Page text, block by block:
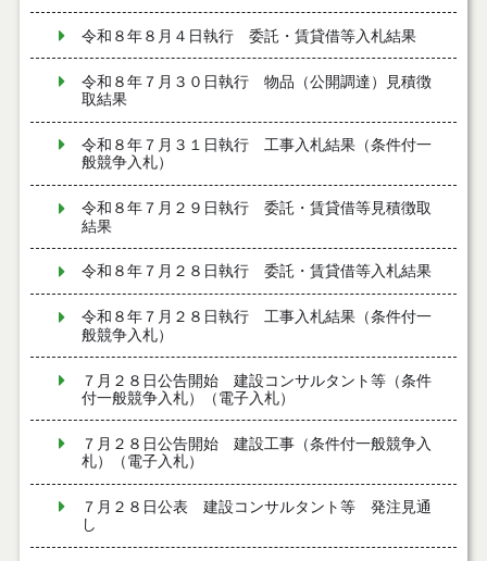
令和８年８月４日執行 委託・賃貸借等入札結果
令和８年７月３０日執行 物品（公開調達）見積徴
取結果
令和８年７月３１日執行 工事入札結果（条件付一
般競争入札）
令和８年７月２９日執行 委託・賃貸借等見積徴取
結果
令和８年７月２８日執行 委託・賃貸借等入札結果
令和８年７月２８日執行 工事入札結果（条件付一
般競争入札）
７月２８日公告開始 建設コンサルタント等（条件
付一般競争入札）（電子入札）
７月２８日公告開始 建設工事（条件付一般競争入
札）（電子入札）
７月２８日公表 建設コンサルタント等 発注見通
し